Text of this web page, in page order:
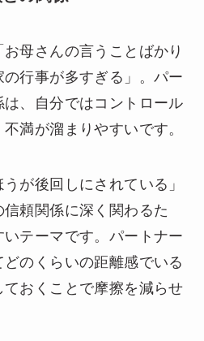
お母さんの言うことばかり
行事が多すぎる」。パー
は、自分ではコントロール
満が溜まりやすいです。
が後回しにされている」
頼関係に深く関わるた
テーマです。パートナー
のくらいの距離感でいる
おくことで摩擦を減らせ